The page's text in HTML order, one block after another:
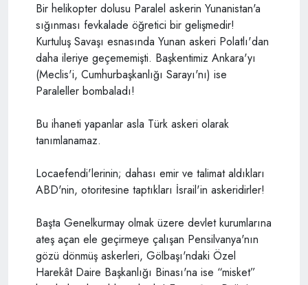
Bir helikopter dolusu Paralel askerin Yunanistan'a
sığınması fevkalade öğretici bir gelişmedir!
Kurtuluş Savaşı esnasında Yunan askeri Polatlı'dan
daha ileriye geçememişti. Başkentimiz Ankara'yı
(Meclis'i, Cumhurbaşkanlığı Sarayı'nı) ise
Paraleller bombaladı!
Bu ihaneti yapanlar asla Türk askeri olarak
tanımlanamaz.
Locaefendi'lerinin; dahası emir ve talimat aldıkları
ABD'nin, otoritesine taptıkları İsrail'in askeridirler!
Başta Genelkurmay olmak üzere devlet kurumlarına
ateş açan ele geçirmeye çalışan Pensilvanya'nın
gözü dönmüş askerleri, Gölbaşı'ndaki Özel
Harekât Daire Başkanlığı Binası'na ise “misket”